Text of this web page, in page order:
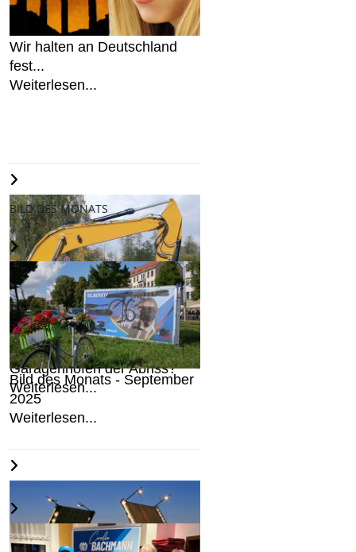
Wir halten an Deutschland
fest...
Weiterlesen...
Droht Freibergs
Garagenhöfen der Abriss?
Weiterlesen...
BILD DES MONATS
Bild des Monats - September
2025
Weiterlesen...